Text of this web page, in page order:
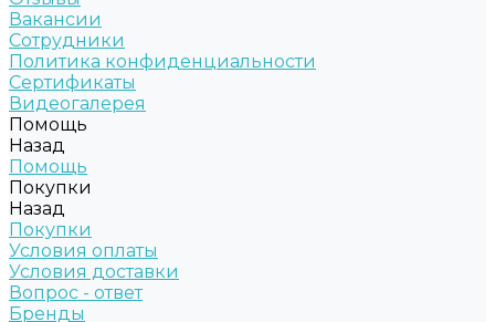
Вакансии
Сотрудники
Политика конфиденциальности
Сертификаты
Видеогалерея
Помощь
Назад
Помощь
Покупки
Назад
Покупки
Условия оплаты
Условия доставки
Вопрос - ответ
Бренды